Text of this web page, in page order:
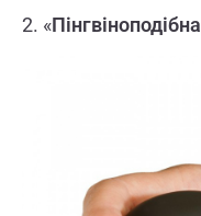
2. «Пінгвіноподібна